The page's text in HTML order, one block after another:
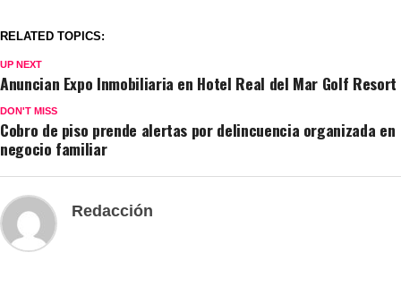
RELATED TOPICS:
UP NEXT
Anuncian Expo Inmobiliaria en Hotel Real del Mar Golf Resort
DON'T MISS
Cobro de piso prende alertas por delincuencia organizada en
negocio familiar
Redacción